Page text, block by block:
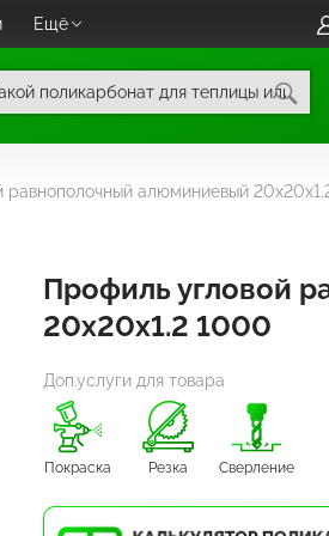
Ещё
равнополочный алюминиевый
Профиль угловой
20х20х1.2 1000
Доп.услуги для товара
Покраска Резка Сверление